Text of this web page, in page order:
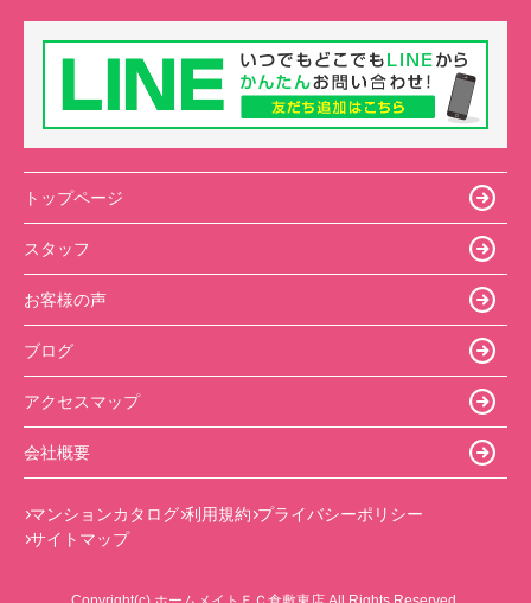
トップページ
スタッフ
お客様の声
ブログ
アクセスマップ
会社概要
マンションカタログ 利用規約 プライバシーポリシー
サイトマップ